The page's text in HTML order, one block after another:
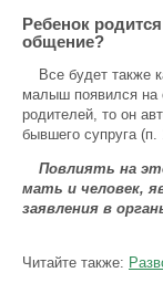
Ребенок
общение?
Все будет также
малыш появился на
родителей, то он
бывшего супруга
Повлиять на
мать и человек,
заявления в
Читайте также: